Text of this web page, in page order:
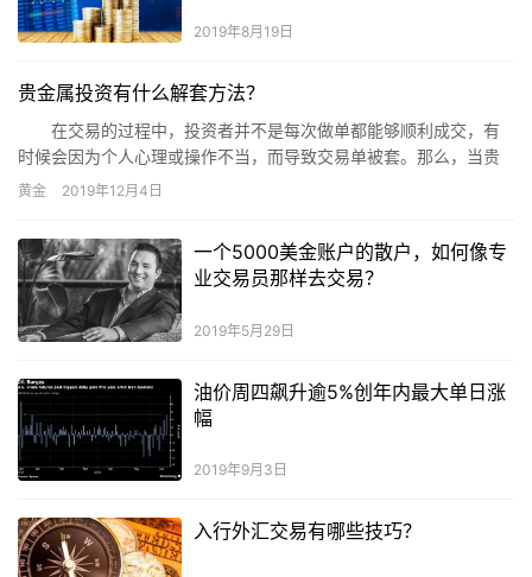
2019年8月19日
贵金属投资有什么解套方法？
在交易的过程中，投资者并不是每次做单都能够顺利成交，有
时候会因为个人心理或操作不当，而导致交易单被套。那么，当贵
金属投资者遇到这种情况时，有什么解套方法呢?小编带来了以下看
黄金 2019年12月4日
一个5000美金账户的散户，如何像专
业交易员那样去交易？
2019年5月29日
油价周四飙升逾5%创年内最大单日涨
幅
2019年9月3日
入行外汇交易有哪些技巧？